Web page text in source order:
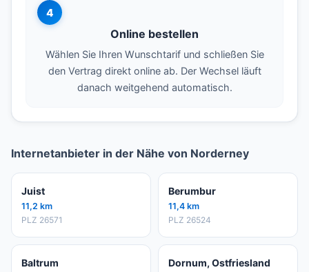
4
Online bestellen
Wählen Sie Ihren Wunschtarif und schließen Sie
den Vertrag direkt online ab. Der Wechsel läuft
danach weitgehend automatisch.
Internetanbieter in der Nähe von Norderney
Juist
11,2 km
PLZ 26571
Berumbur
11,4 km
PLZ 26524
Baltrum Dornum, Ostfriesland